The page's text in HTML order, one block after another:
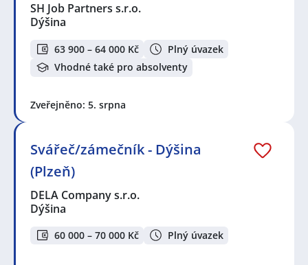
SH Job Partners s.r.o.
Dýšina
63 900 – 64 000 Kč
Plný úvazek
Vhodné také pro absolventy
Zveřejněno: 5. srpna
Svářeč/zámečník - Dýšina
(Plzeň)
DELA Company s.r.o.
Dýšina
60 000 – 70 000 Kč Plný úvazek